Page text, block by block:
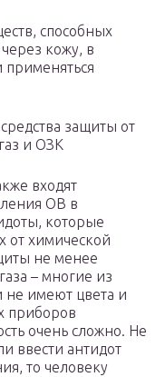
способных
кожу, в
применяться
защиты от
и ОЗК
входят
ОВ в
которые
от химической
не менее
– многие из
не имеют цвета и
приборов
очень сложно. Не
ввести антидот
то человеку